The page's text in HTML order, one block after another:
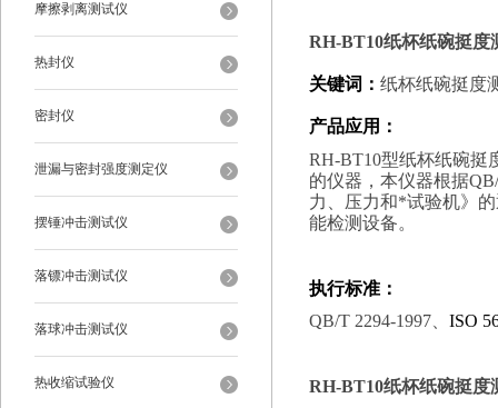
摩擦剥离测试仪
热封仪
密封仪
泄漏与密封强度测定仪
摆锤冲击测试仪
落镖冲击测试仪
落球冲击测试仪
热收缩试验仪
RH-BT10纸杯纸碗挺度
关键词： 纸杯纸碗挺度
产品应用：
RH-BT10型纸杯纸碗挺
的仪器，本仪器根据
力、压力和*试验机》
能检测设备。
执行标准：
QB/T 2294-1997、 ISO
RH-BT10纸杯纸碗挺度